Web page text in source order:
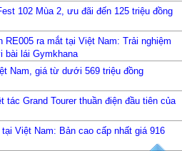
102 Mùa 2, ưu đãi đến 125 triệu đồng
RE005 ra mắt tại Việt Nam: Trải nghiệm
bài lái Gymkhana
Nam, giá từ dưới 569 triệu đồng
tác Grand Tourer thuần điện đầu tiên của
Việt Nam: Bản cao cấp nhất giá 916